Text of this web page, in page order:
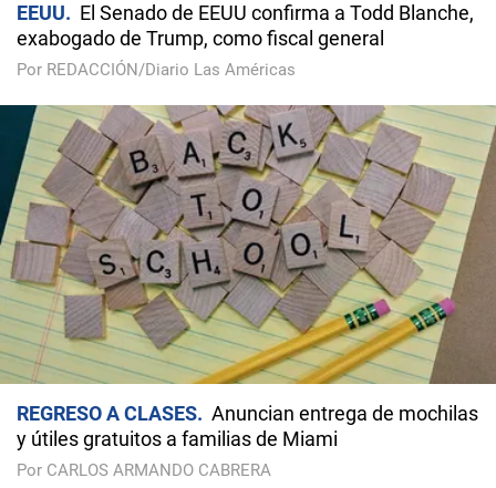
EEUU
El Senado de EEUU confirma a Todd Blanche,
exabogado de Trump, como fiscal general
Por REDACCIÓN/Diario Las Américas
REGRESO A CLASES
Anuncian entrega de mochilas
y útiles gratuitos a familias de Miami
Por CARLOS ARMANDO CABRERA